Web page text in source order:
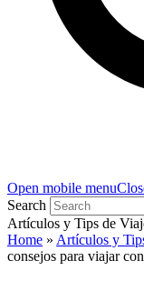
Open mobile menu
Search
Artículos y Tips de
Home » Artículos y
consejos para viajar